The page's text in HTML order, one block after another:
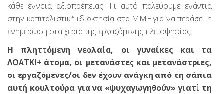
κάθε έννοια αξιοπρέπειας! Γι αυτό παλεύουμε ενάντια
στην καπιταλιστική ιδιοκτησία στα ΜΜΕ για να περάσει η
ενημέρωση στα χέρια της εργαζόμενης πλειοψηφίας.
Η πληττόμενη νεολαία, οι γυναίκες και τα
ΛΟΑΤΚΙ+ άτομα, οι μετανάστες και μετανάστριες,
οι εργαζόμενες/οι δεν έχουν ανάγκη από τη σάπια
αυτή κουλτούρα για να «ψυχαγωγηθούν» γιατί τη